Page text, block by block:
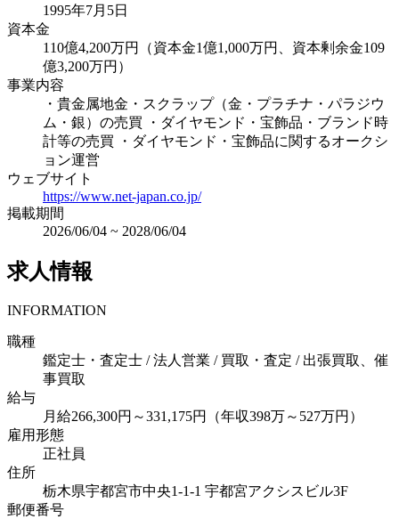
1995年7月5日
資本金
110億4,200万円（資本金1億1,000万円、資本剰余金109
億3,200万円）
事業内容
・貴金属地金・スクラップ（金・プラチナ・パラジウ
ム・銀）の売買 ・ダイヤモンド・宝飾品・ブランド時
計等の売買 ・ダイヤモンド・宝飾品に関するオークシ
ョン運営
ウェブサイト
https://www.net-japan.co.jp/
掲載期間
2026/06/04 ~ 2028/06/04
求人情報
INFORMATION
職種
鑑定士・査定士 / 法人営業 / 買取・査定 / 出張買取、催
事買取
給与
月給266,300円～331,175円（年収398万～527万円）
雇用形態
正社員
住所
栃木県宇都宮市中央1-1-1 宇都宮アクシスビル3F
郵便番号